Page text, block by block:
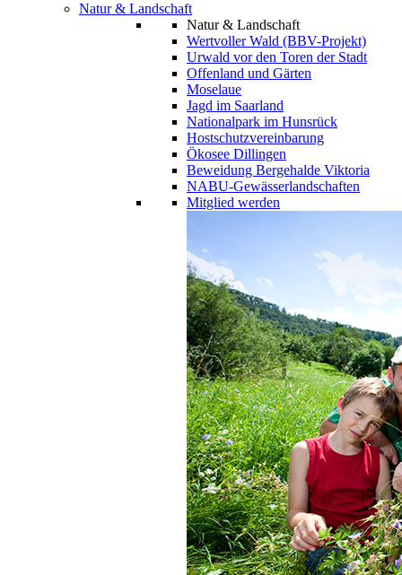
Natur & Landschaft
Natur & Landschaft
Wertvoller Wald (BBV-Projekt)
Urwald vor den Toren der Stadt
Offenland und Gärten
Moselaue
Jagd im Saarland
Nationalpark im Hunsrück
Hostschutzvereinbarung
Ökosee Dillingen
Beweidung Bergehalde Viktoria
NABU-Gewässerlandschaften
Mitglied werden